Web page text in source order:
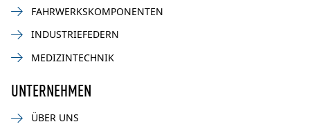
FAHRWERKSKOMPONENTEN
INDUSTRIEFEDERN
MEDIZINTECHNIK
UNTERNEHMEN
ÜBER UNS